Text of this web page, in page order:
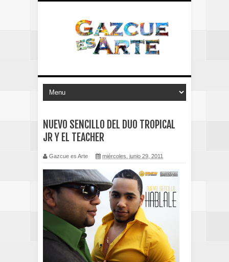
NUEVO SENCILLO DEL DUO TROPICAL
JR Y EL TEACHER
Gazcue es Arte miércoles, junio 29, 2011